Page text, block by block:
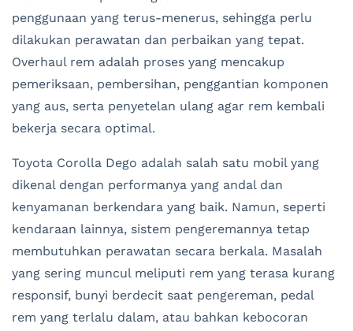
penggunaan yang terus-menerus, sehingga perlu
dilakukan perawatan dan perbaikan yang tepat.
Overhaul rem adalah proses yang mencakup
pemeriksaan, pembersihan, penggantian komponen
yang aus, serta penyetelan ulang agar rem kembali
bekerja secara optimal.
Toyota Corolla Dego adalah salah satu mobil yang
dikenal dengan performanya yang andal dan
kenyamanan berkendara yang baik. Namun, seperti
kendaraan lainnya, sistem pengeremannya tetap
membutuhkan perawatan secara berkala. Masalah
yang sering muncul meliputi rem yang terasa kurang
responsif, bunyi berdecit saat pengereman, pedal
rem yang terlalu dalam, atau bahkan kebocoran